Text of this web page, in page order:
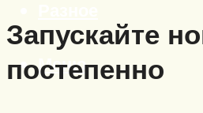
Меню
Запускайте
постепенно